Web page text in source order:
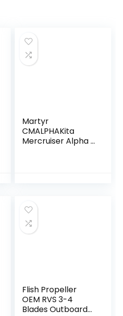
Martyr
CMALPHAKita
Mercruiser Alpha I
Flish Propeller
OEM RVS 3-4
Blades Outboard